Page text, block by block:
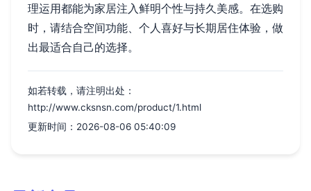
理运用都能为家居注入鲜明个性与持久美感。在选购
时，请结合空间功能、个人喜好与长期居住体验，做
出最适合自己的选择。
如若转载，请注明出处：
http://www.cksnsn.com/product/1.html
更新时间：2026-08-06 05:40:09